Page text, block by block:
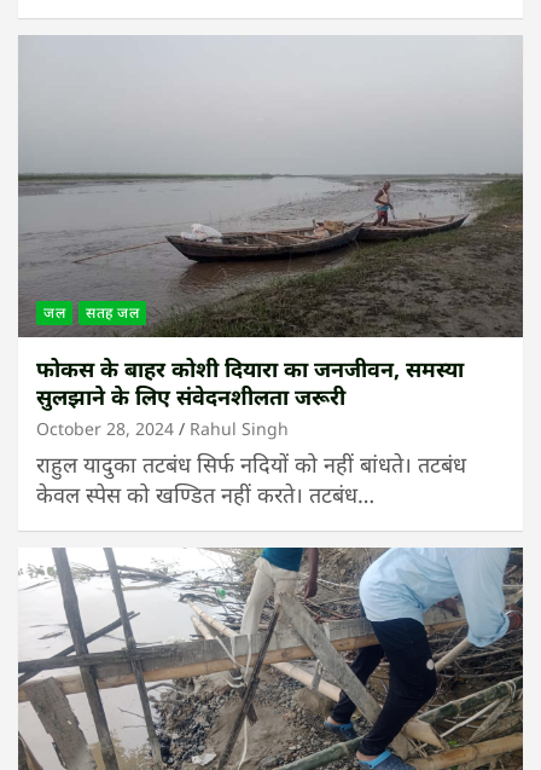
जल सतह जल
फोकस के बाहर कोशी दियारा का जनजीवन, समस्या
सुलझाने के लिए संवेदनशीलता जरूरी
October 28, 2024 Rahul Singh
राहुल यादुका तटबंध सिर्फ नदियों को नहीं बांधते। तटबंध
केवल स्पेस को खण्डित नहीं करते। तटबंध…